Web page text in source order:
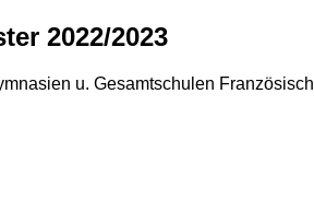
2022/2023
u. Gesamtschulen